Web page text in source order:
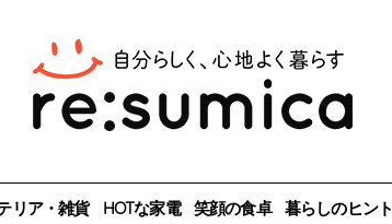
リア・雑貨 HOTな家電 笑顔の食卓 暮らしのヒント